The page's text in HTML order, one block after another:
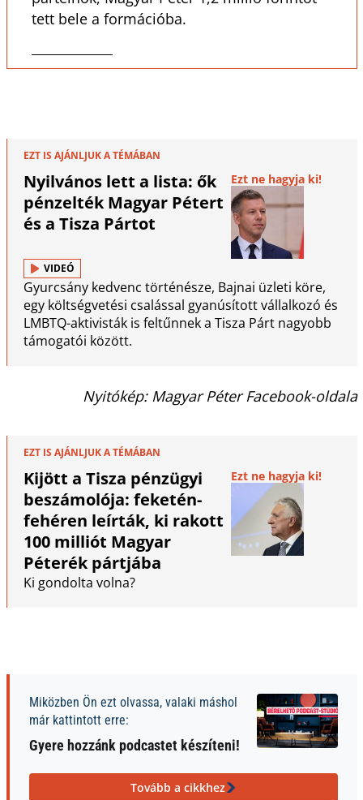
tett bele a formációba.
EZT IS AJÁNLJUK A TÉMÁBAN
Nyilvános lett a lista: ők
pénzelték Magyar Pétert
és a Tisza Pártot
Ezt ne hagyja ki!
VIDEÓ
Gyurcsány kedvenc történésze, Bajnai üzleti köre,
egy költségvetési csalással gyanúsított vállalkozó és
LMBTQ-aktivisták is feltűnnek a Tisza Párt nagyobb
támogatói között.
Nyitókép: Magyar Péter Facebook-oldala
EZT IS AJÁNLJUK A TÉMÁBAN
Kijött a Tisza pénzügyi
beszámolója: feketén-
fehéren leírták, ki rakott
100 milliót Magyar
Péterék pártjába
Ezt ne hagyja ki!
Ki gondolta volna?
Miközben Ön ezt olvassa, valaki máshol
már kattintott erre:
Gyere hozzánk podcastet készíteni!
Tovább a cikkhez